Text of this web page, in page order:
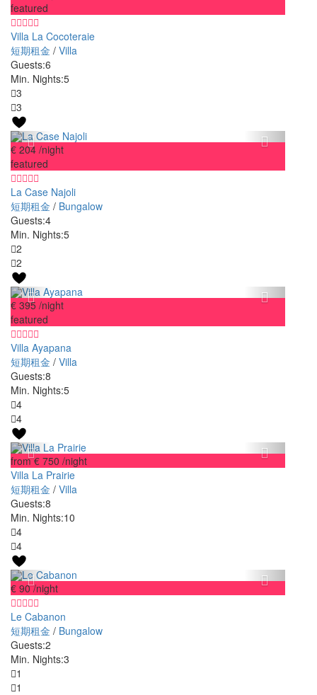
featured
Villa La Cocoteraie
短期租金 / Villa
Guests:6
Min. Nights:5
3
3
€ 204 /night
featured
La Case Najoli
短期租金 / Bungalow
Guests:4
Min. Nights:5
2
2
€ 395 /night
featured
Villa Ayapana
短期租金 / Villa
Guests:8
Min. Nights:5
4
4
from € 750 /night
Villa La Prairie
短期租金 / Villa
Guests:8
Min. Nights:10
4
4
€ 90/night
Le Cabanon
短期租金 / Bungalow
Guests:2
Min. Nights:3
1
1